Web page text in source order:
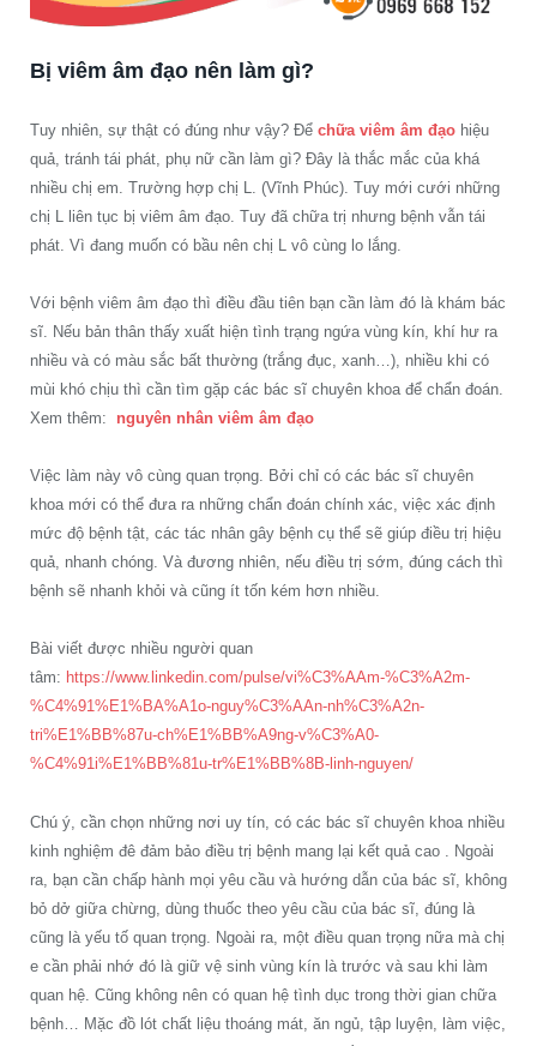
Bị viêm âm đạo nên làm gì?
Tuy nhiên, sự thật có đúng như vậy? Để chữa viêm âm đạo hiệu
quả, tránh tái phát, phụ nữ cần làm gì? Đây là thắc mắc của khá
nhiều chị em. Trường hợp chị L. (Vĩnh Phúc). Tuy mới cưới những
chị L liên tục bị viêm âm đạo. Tuy đã chữa trị nhưng bệnh vẫn tái
phát. Vì đang muốn có bầu nên chị L vô cùng lo lắng.
Với bệnh viêm âm đạo thì điều đầu tiên bạn cần làm đó là khám bác
sĩ. Nếu bản thân thấy xuất hiện tình trạng ngứa vùng kín, khí hư ra
nhiều và có màu sắc bất thường (trắng đục, xanh…), nhiều khi có
mùi khó chịu thì cần tìm gặp các bác sĩ chuyên khoa để chẩn đoán.
Xem thêm: nguyên nhân viêm âm đạo
Việc làm này vô cùng quan trọng. Bởi chỉ có các bác sĩ chuyên
khoa mới có thể đưa ra những chẩn đoán chính xác, việc xác định
mức độ bệnh tật, các tác nhân gây bệnh cụ thể sẽ giúp điều trị hiệu
quả, nhanh chóng. Và đương nhiên, nếu điều trị sớm, đúng cách thì
bệnh sẽ nhanh khỏi và cũng ít tốn kém hơn nhiều.
Bài viết được nhiều người quan
tâm: https://www.linkedin.com/pulse/vi%C3%AAm-%C3%A2m-
%C4%91%E1%BA%A1o-nguy%C3%AAn-nh%C3%A2n-
tri%E1%BB%87u-ch%E1%BB%A9ng-v%C3%A0-
%C4%91i%E1%BB%81u-tr%E1%BB%8B-linh-nguyen/
Chú ý, cần chọn những nơi uy tín, có các bác sĩ chuyên khoa nhiều
kinh nghiệm đê đảm bảo điều trị bệnh mang lại kết quả cao . Ngoài
ra, bạn cần chấp hành mọi yêu cầu và hướng dẫn của bác sĩ, không
bỏ dở giữa chừng, dùng thuốc theo yêu cầu của bác sĩ, đúng là
cũng là yếu tố quan trọng. Ngoài ra, một điều quan trọng nữa mà chị
e cần phải nhớ đó là giữ vệ sinh vùng kín là trước và sau khi làm
quan hệ. Cũng không nên có quan hệ tình dục trong thời gian chữa
bệnh… Mặc đồ lót chất liệu thoáng mát, ăn ngủ, tập luyện, làm việc,